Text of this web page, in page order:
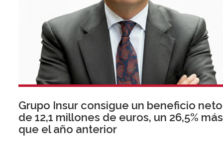
Grupo Insur consigue un beneficio neto
de 12,1 millones de euros, un 26,5% más
que el año anterior